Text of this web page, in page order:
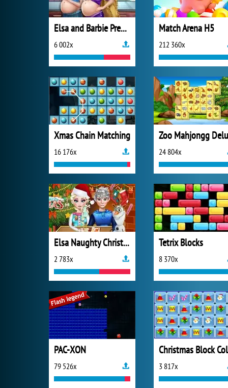
Elsa and Barbie Pregnant BFFs
6 002x
Match Arena H5
212 360x
Xmas Chain Matching
16 176x 24 804x
Elsa Naughty Christmas
2 783x
Tetrix Blocks
8 370x
PAC-XON
79 526x 3 817x